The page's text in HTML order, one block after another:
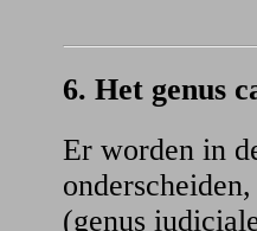
6. Het genus
Er worden in
(genus